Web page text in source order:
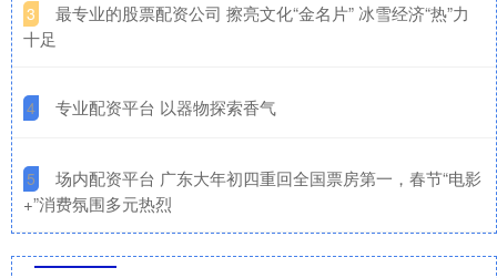
3
​最专业的股票配资公司 擦亮文化“金名片” 冰雪经济“热”力
十足
4 ​专业配资平台 以器物探索香气
5
​场内配资平台 广东大年初四重回全国票房第一，春节“电影
+”消费氛围多元热烈